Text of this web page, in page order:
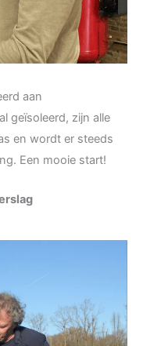
aan
geïsoleerd, zijn alle
en wordt er steeds
Een mooie start!